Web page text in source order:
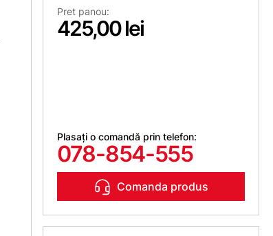
Pret panou:
425,00 lei
Plasați o comandă prin telefon:
078-854-555
Comanda produs